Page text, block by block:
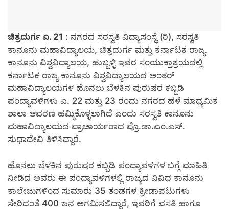
ಚಿತ್ರದುರ್ಗ ಏ. 21 : ನಗರದ ಸರಸ್ವತಿ ವಿದ್ಯಾಸಂಸ್ಥೆ (ರಿ), ಸರಸ್ವತಿ
ಕಾನೂನು ಮಹಾವಿದ್ಯಾಲಯ, ಚಿತ್ರದುರ್ಗ ಮತ್ತು ಕರ್ನಾಟಕ ರಾಜ್ಯ
ಕಾನೂನು ವಿಶ್ವವಿದ್ಯಾಲಯ, ಹುಬ್ಬಳ್ಳಿ ಇವರ ಸಂಯುಕ್ತಾಶ್ರಯದಲ್ಲಿ
ಕರ್ನಾಟಕ ರಾಜ್ಯ ಕಾನೂನು ವಿಶ್ವವಿದ್ಯಾಲಯದ ಅಂತರ್
ಮಹಾವಿದ್ಯಾಲಯಗಳ ಹೊನಲು ಬೆಳಕಿನ ಪುರುಷರ ಕಬ್ಬಡಿ
ಪಂದ್ಯಾವಳಿಗಳು ಏ. 22 ಮತ್ತು 23 ರಂದು ನಗರದ ಹಳೆ ಮಾಧ್ಯಮಿಕ
ಶಾಲಾ ಆವರಣ ಹಮ್ಮಿಕೊಳ್ಳಲಾಗಿದೆ ಎಂದು ಸರಸ್ವತಿ ಕಾನೂನು
ಮಹಾವಿದ್ಯಾಲಯದ ಪ್ರಾಚಾರ್ಯರಾದ ಪ್ರೊ.ಡಾ.ಎಂ.ಎಸ್.
ಸುಧಾದೇವಿ ತಿಳಿಸಿದ್ದಾರೆ.
ಹೊನಲು ಬೆಳಕಿನ ಪುರುಷರ ಕಬ್ಬಡಿ ಪಂದ್ಯಾವಳಿಗಳ ಬಗ್ಗೆ ಮಾಹಿತಿ
ನೀಡಿದ ಅವರು ಈ ಪಂದ್ಯಾವಳಿಗಳಲ್ಲಿ ರಾಜ್ಯದ ವಿವಿಧ ಕಾನೂನು
ಕಾಲೇಜುಗಳಿಂದ ಸುಮಾರು 35 ತಂಡಗಳ ಕ್ರೀಡಾಪಟುಗಳು
ಸೇರಿದಂತೆ 400 ಜನ ಅಗಮಿಸಲಿದ್ದಾರೆ, ಇವರಿಗೆ ವಸತಿ ಹಾಗೂ